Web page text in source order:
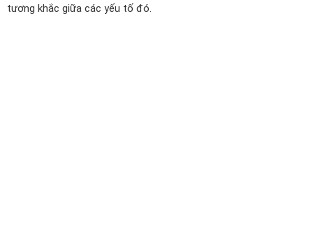
tương khắc giữa các yếu tố đó.